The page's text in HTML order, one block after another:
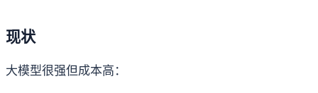
现状
大模型很强但成本高：